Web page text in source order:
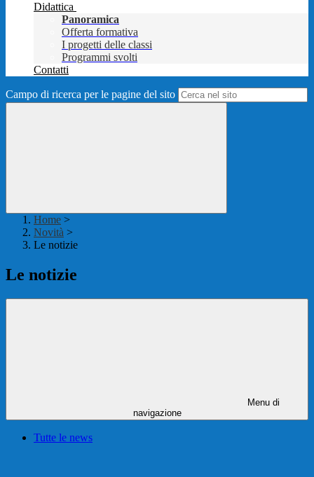
Didattica
Panoramica
Offerta formativa
I progetti delle classi
Programmi svolti
Contatti
Campo di ricerca per le pagine del sito
Home >
Novità >
Le notizie
Le notizie
Menu di
navigazione
Tutte le news